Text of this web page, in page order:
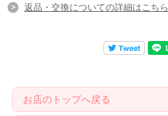
返品・交換についての詳細はこちら
お店のトップへ戻る